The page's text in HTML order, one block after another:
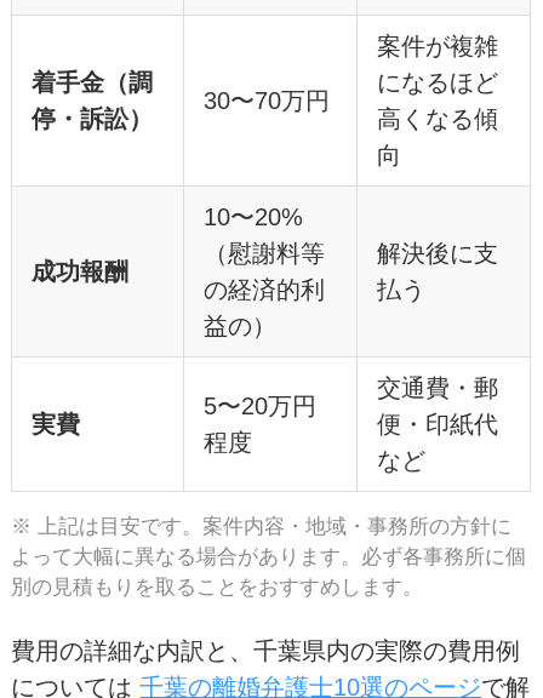
着手金（調
停・訴訟）
30〜70万円
案件が複雑
になるほど
高くなる傾
向
成功報酬
10〜20%
（慰謝料等
の経済的利
益の）
解決後に支
払う
実費
5〜20万円
程度
交通費・郵
便・印紙代
など
※ 上記は目安です。案件内容・地域・事務所の方針に
よって大幅に異なる場合があります。必ず各事務所に個
別の見積もりを取ることをおすすめします。
費用の詳細な内訳と、千葉県内の実際の費用例
については千葉の離婚弁護士10選のページで解